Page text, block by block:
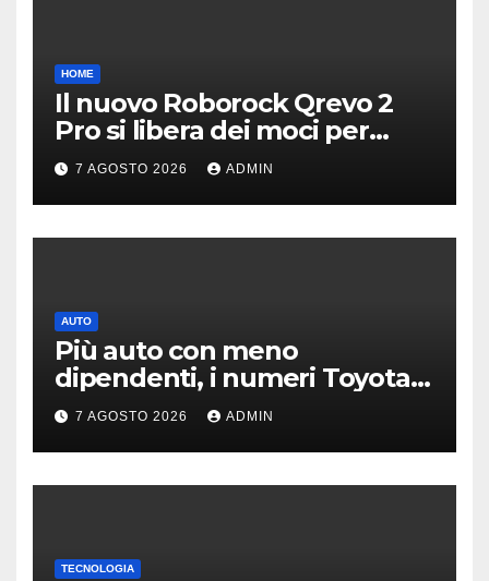
HOME
Il nuovo Roborock Qrevo 2
Pro si libera dei moci per
pulire i tappeti | PREZZO
7 AGOSTO 2026 ADMIN
AUTO
Più auto con meno
dipendenti, i numeri Toyota
che “scuotono” Volkswagen
7 AGOSTO 2026 ADMIN
TECNOLOGIA